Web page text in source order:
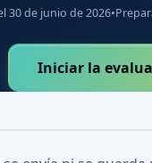
30 de junio de 2026•
Iniciar la